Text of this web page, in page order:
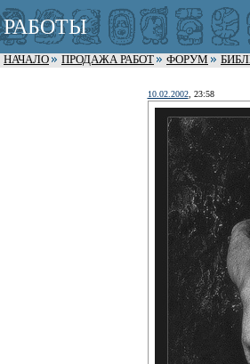
РАБОТЫ
НАЧАЛО ПРОДАЖА РАБОТ ФОРУМ
10.02.2002, 23:58